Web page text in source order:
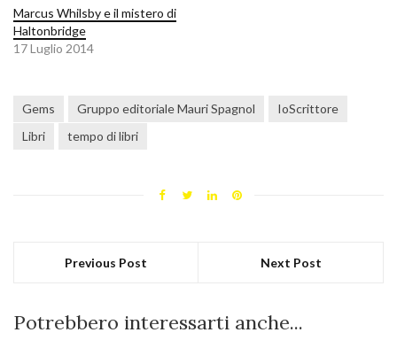
Marcus Whilsby e il mistero di
Haltonbridge
17 Luglio 2014
Gems Gruppo editoriale Mauri Spagnol
IoScrittore
Libri
tempo di libri
Previous Post Next Post
Potrebbero interessarti anche...